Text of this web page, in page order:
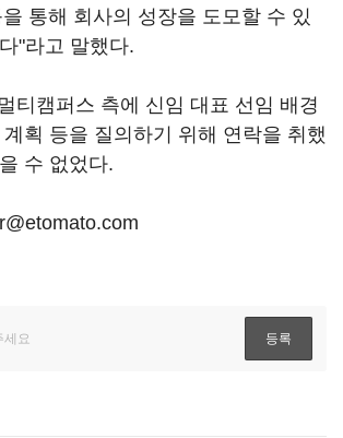
통해 회사의 성장을 도모할 수 있
"라고 말했다.
티캠퍼스 측에 신임 대표 선임 배경
획 등을 질의하기 위해 연락을 취했
수 없었다.